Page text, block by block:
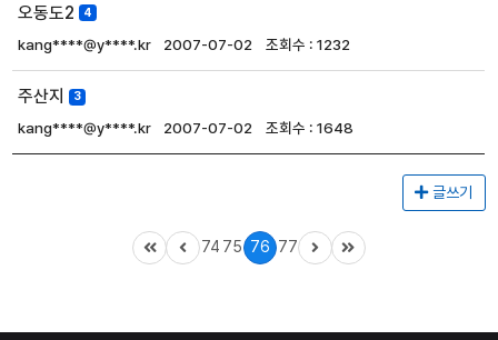
오동도2 4
kang****@y****.kr 2007-07-02 1232
주산지 3
kang****@y****.kr 2007-07-02 1648
글쓰기
74 75 76 77